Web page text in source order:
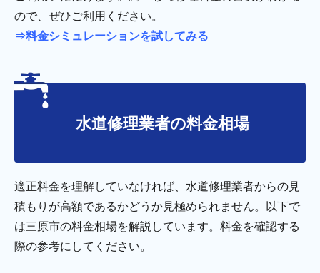
ので、ぜひご利用ください。
⇒料金シミュレーションを試してみる
水道修理業者の料金相場
適正料金を理解していなければ、水道修理業者からの見
積もりが高額であるかどうか見極められません。以下で
は三原市の料金相場を解説しています。料金を確認する
際の参考にしてください。